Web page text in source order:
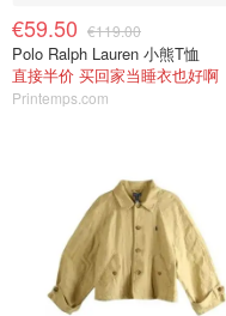
€59.50 €119.00
Polo Ralph Lauren 小熊T恤
直接半价 买回家当睡衣也好啊
Printemps.com